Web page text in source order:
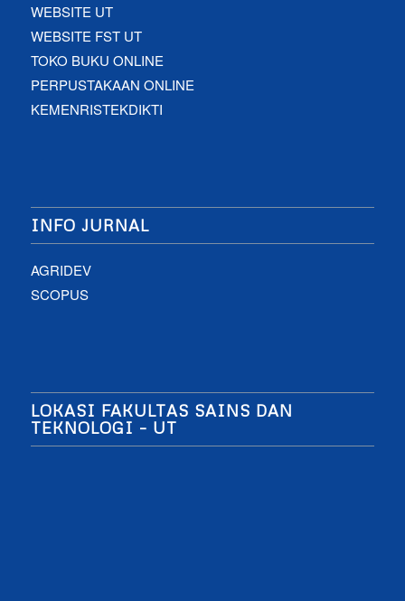
WEBSITE UT
WEBSITE FST UT
TOKO BUKU ONLINE
PERPUSTAKAAN ONLINE
KEMENRISTEKDIKTI
INFO JURNAL
AGRIDEV
SCOPUS
LOKASI FAKULTAS SAINS DAN
TEKNOLOGI – UT